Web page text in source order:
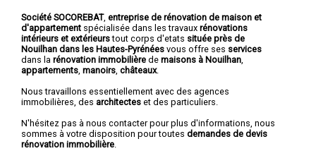
Société SOCOREBAT, entreprise de rénovation de maison et
d'appartement spécialisée dans les travaux rénovations
intérieurs et extérieurstout corps d'etats située près de
Nouilhan dans les Hautes-Pyrénées vous offre ses services
dans la rénovation immobilière de maisons à Nouilhan
appartements manoirs châteaux.
Nous travaillons essentiellement avec des agences
immobilières, des architectes et des particuliers.
N'hésitez pas à nous contacter pour plus d'informations, nous
sommes à votre disposition pour toutes demandes de devis
rénovation immobilière